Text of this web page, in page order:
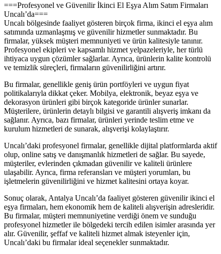
===Profesyonel ve Güvenilir İkinci El Eşya Alım Satım Firmaları
Uncalı’da===
Uncalı bölgesinde faaliyet gösteren birçok firma, ikinci el eşya alım
satımında uzmanlaşmış ve güvenilir hizmetler sunmaktadır. Bu
firmalar, yüksek müşteri memnuniyeti ve ürün kalitesiyle tanınır.
Profesyonel ekipleri ve kapsamlı hizmet yelpazeleriyle, her türlü
ihtiyaca uygun çözümler sağlarlar. Ayrıca, ürünlerin kalite kontrolü
ve temizlik süreçleri, firmaların güvenilirliğini artırır.
Bu firmalar, genellikle geniş ürün portföyleri ve uygun fiyat
politikalarıyla dikkat çeker. Mobilya, elektronik, beyaz eşya ve
dekorasyon ürünleri gibi birçok kategoride ürünler sunarlar.
Müşterilere, ürünlerin detaylı bilgisi ve garantili alışveriş imkanı da
sağlanır. Ayrıca, bazı firmalar, ürünleri yerinde teslim etme ve
kurulum hizmetleri de sunarak, alışverişi kolaylaştırır.
Uncalı’daki profesyonel firmalar, genellikle dijital platformlarda aktif
olup, online satış ve danışmanlık hizmetleri de sağlar. Bu sayede,
müşteriler, evlerinden çıkmadan güvenilir ve kaliteli ürünlere
ulaşabilir. Ayrıca, firma referansları ve müşteri yorumları, bu
işletmelerin güvenilirliğini ve hizmet kalitesini ortaya koyar.
Sonuç olarak, Antalya Uncalı’da faaliyet gösteren güvenilir ikinci el
eşya firmaları, hem ekonomik hem de kaliteli alışverişin adresleridir.
Bu firmalar, müşteri memnuniyetine verdiği önem ve sunduğu
profesyonel hizmetler ile bölgedeki tercih edilen isimler arasında yer
alır. Güvenilir, şeffaf ve kaliteli hizmet almak isteyenler için,
Uncalı’daki bu firmalar ideal seçenekler sunmaktadır.